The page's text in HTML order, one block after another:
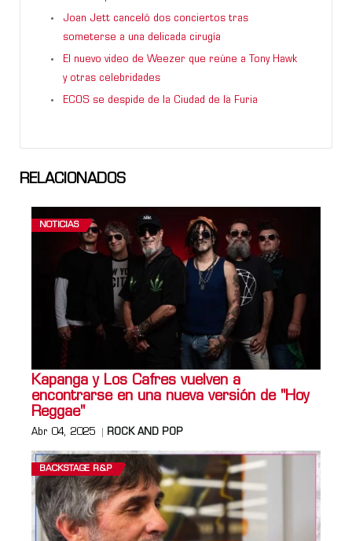
Joan Jett canceló dos conciertos tras
someterse a una delicada cirugía
El nuevo video de Weezer que reúne a Tony Hawk
y otras celebridades
ECOS se despide de la Ciudad de la Furia
RELACIONADOS
NOTICIAS
Kapanga y Los Cafres vuelven a
encontrarse en una nueva versión de "Hoy
Reggae"
Abr 04, 2025 ROCK AND POP
BACKSTAGE R&P